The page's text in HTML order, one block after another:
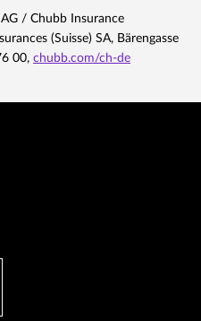
/ Chubb Insurance
(Suisse) SA, Bärengasse
00, chubb.com/ch-de